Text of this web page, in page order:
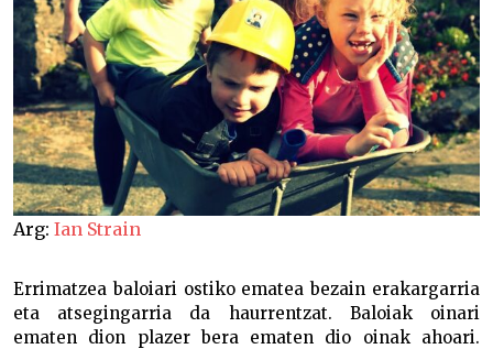
Arg: Ian Strain
Errimatzea baloiari ostiko ematea bezain erakargarria
eta atsegingarria da haurrentzat. Baloiak oinari
ematen dion plazer bera ematen dio oinak ahoari.